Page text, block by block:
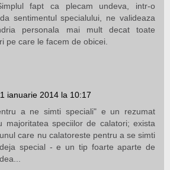
fapt ca plecam undeva, intr-o
sentimentul specialului, ne valideaza
personala mai mult decat toate
pe care le facem de obicei.
ianuarie 2014 la 10:17
a ne simti speciali" e un rezumat
majoritatea speciilor de calatori; exista
care nu calatoreste pentru a se simti
special - e un tip foarte aparte de